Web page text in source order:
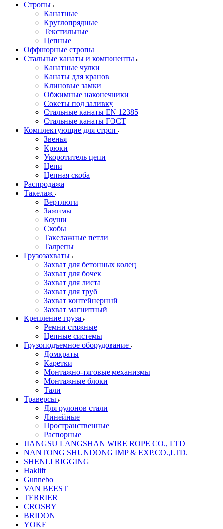
Стропы
Канатные
Круглопрядные
Текстильные
Цепные
Оффшорные стропы
Стальные канаты и компоненты
Канатные чулки
Канаты для кранов
Клиновые замки
Обжимные наконечники
Сокеты под заливку
Стальные канаты EN 12385
Стальные канаты ГОСТ
Комплектующие для строп
Звенья
Крюки
Укоротитель цепи
Цепи
Цепная скоба
Распродажа
Такелаж
Вертлюги
Зажимы
Коуши
Скобы
Такелажные петли
Талрепы
Грузозахваты
Захват для бетонных колец
Захват для бочек
Захват для листа
Захват для труб
Захват контейнерный
Захват магнитный
Крепление груза
Ремни стяжные
Цепные системы
Грузоподъемное оборудование
Домкраты
Каретки
Монтажно-тяговые механизмы
Монтажные блоки
Тали
Траверсы
Для рулонов стали
Линейные
Пространственные
Распорные
JIANGSU LANGSHAN WIRE ROPE CO., LTD
NANTONG SHUNDONG IMP & EXP.CO.,LTD.
SHENLI RIGGING
Haklift
Gunnebo
VAN BEEST
TERRIER
CROSBY
BRIDON
YOKE